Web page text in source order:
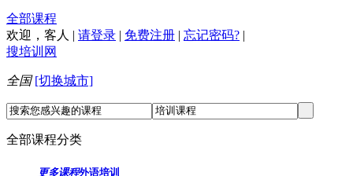
全部课程
欢迎， 客人 | 请登录 | 免费注册 | 忘记密码? |
搜培训网
全国 [切换城市]
全部课程分类
更多课程外语培训